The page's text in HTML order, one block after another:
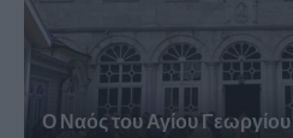
Ο Ναός του Αγίου